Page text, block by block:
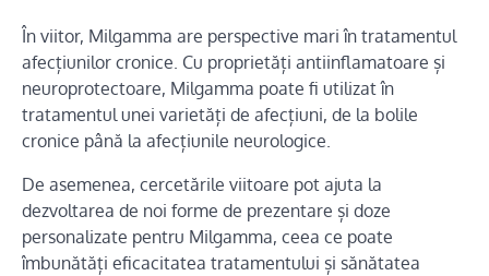
În viitor, Milgamma are perspective mari în tratamentul
afecțiunilor cronice. Cu proprietăți antiinflamatoare și
neuroprotectoare, Milgamma poate fi utilizat în
tratamentul unei varietăți de afecțiuni, de la bolile
cronice până la afecțiunile neurologice.
De asemenea, cercetările viitoare pot ajuta la
dezvoltarea de noi forme de prezentare și doze
personalizate pentru Milgamma, ceea ce poate
îmbunătăți eficacitatea tratamentului și sănătatea